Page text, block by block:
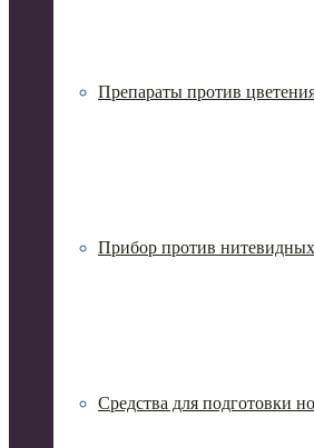
Препараты против
Прибор против
Средства для подготовки